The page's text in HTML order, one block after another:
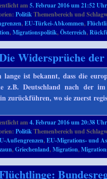
am5. Februar 2016 um 21:52 Uhr
PolitikThemenbereich und
,EU-Türkei-Abkommen,
,Migrationspolitik,Österreich,
Widersprüche
lange ist bekannt, dass die
z.B. Deutschland nach der
zurückführen, wo sie zuerst
am4. Februar 2016 um 20:38 Uhr
PolitikThemenbereich und
Außengrenzen,EU-Migrations- und
,Griechenland,Migration,